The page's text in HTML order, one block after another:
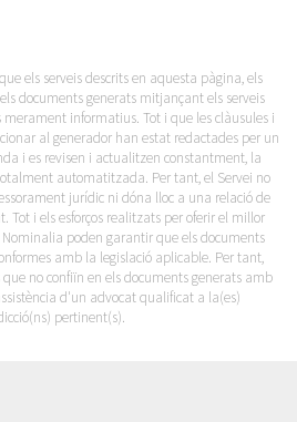
els serveis descrits en aquesta pàgina, els
documents generats mitjançant els serveis
informatius. Tot i que les clàusules i
al generador han estat redactades per un
i es revisen i actualitzen constantment, la
automatitzada. Per tant, el Servei no
jurídic ni dóna lloc a una relació de
Tot i els esforços realitzats per oferir el millor
poden garantir que els documents
amb la legislació aplicable. Per tant,
no confiïn en els documents generats amb
d'un advocat qualificat a la(es)
pertinent(s).